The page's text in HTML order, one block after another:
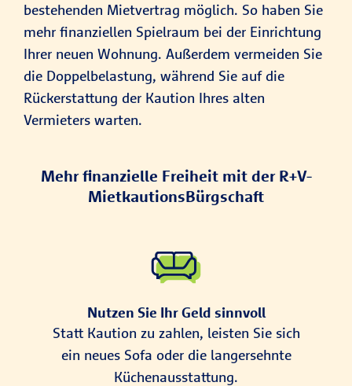
bestehenden Mietvertrag möglich. So haben Sie
mehr finanziellen Spielraum bei der Einrichtung
Ihrer neuen Wohnung. Außerdem vermeiden Sie
die Doppelbelastung, während Sie auf die
Rückerstattung der Kaution Ihres alten
Vermieters warten.
Mehr finanzielle Freiheit mit der R+V-
MietkautionsBürgschaft
Nutzen Sie Ihr Geld sinnvoll
Statt Kaution zu zahlen, leisten Sie sich
ein neues Sofa oder die langersehnte
Küchenausstattung.